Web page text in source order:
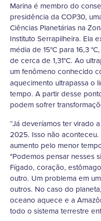
Marina é membro do
presidência da COP30,
Ciências Planetárias na
Instituto Serrapilheira. Ela
média de 15°C para 16,3
de cerca de 1,31°C. Ao
um fenômeno conhecido
aquecimento ultrapassa o
tempo. A partir desse
podem sofrer
“Já deveríamos ter virado
2025. Isso não
aumento pelo menor
"Podemos pensar nesses
Fígado, coração,
outro. Um problema em
outros. No caso do
oceano aquece e a
todo o sistema terrestre